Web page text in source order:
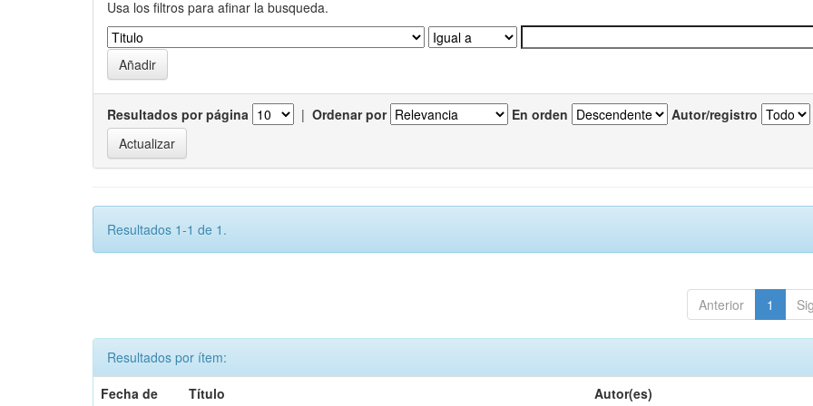
Usa los filtros para afinar la busqueda.
Resultados por página | Ordenar por En orden Autor/registro
Resultados 1-1 de 1.
Anterior 1
Resultados por ítem:
Fecha de
Título Autor(es)